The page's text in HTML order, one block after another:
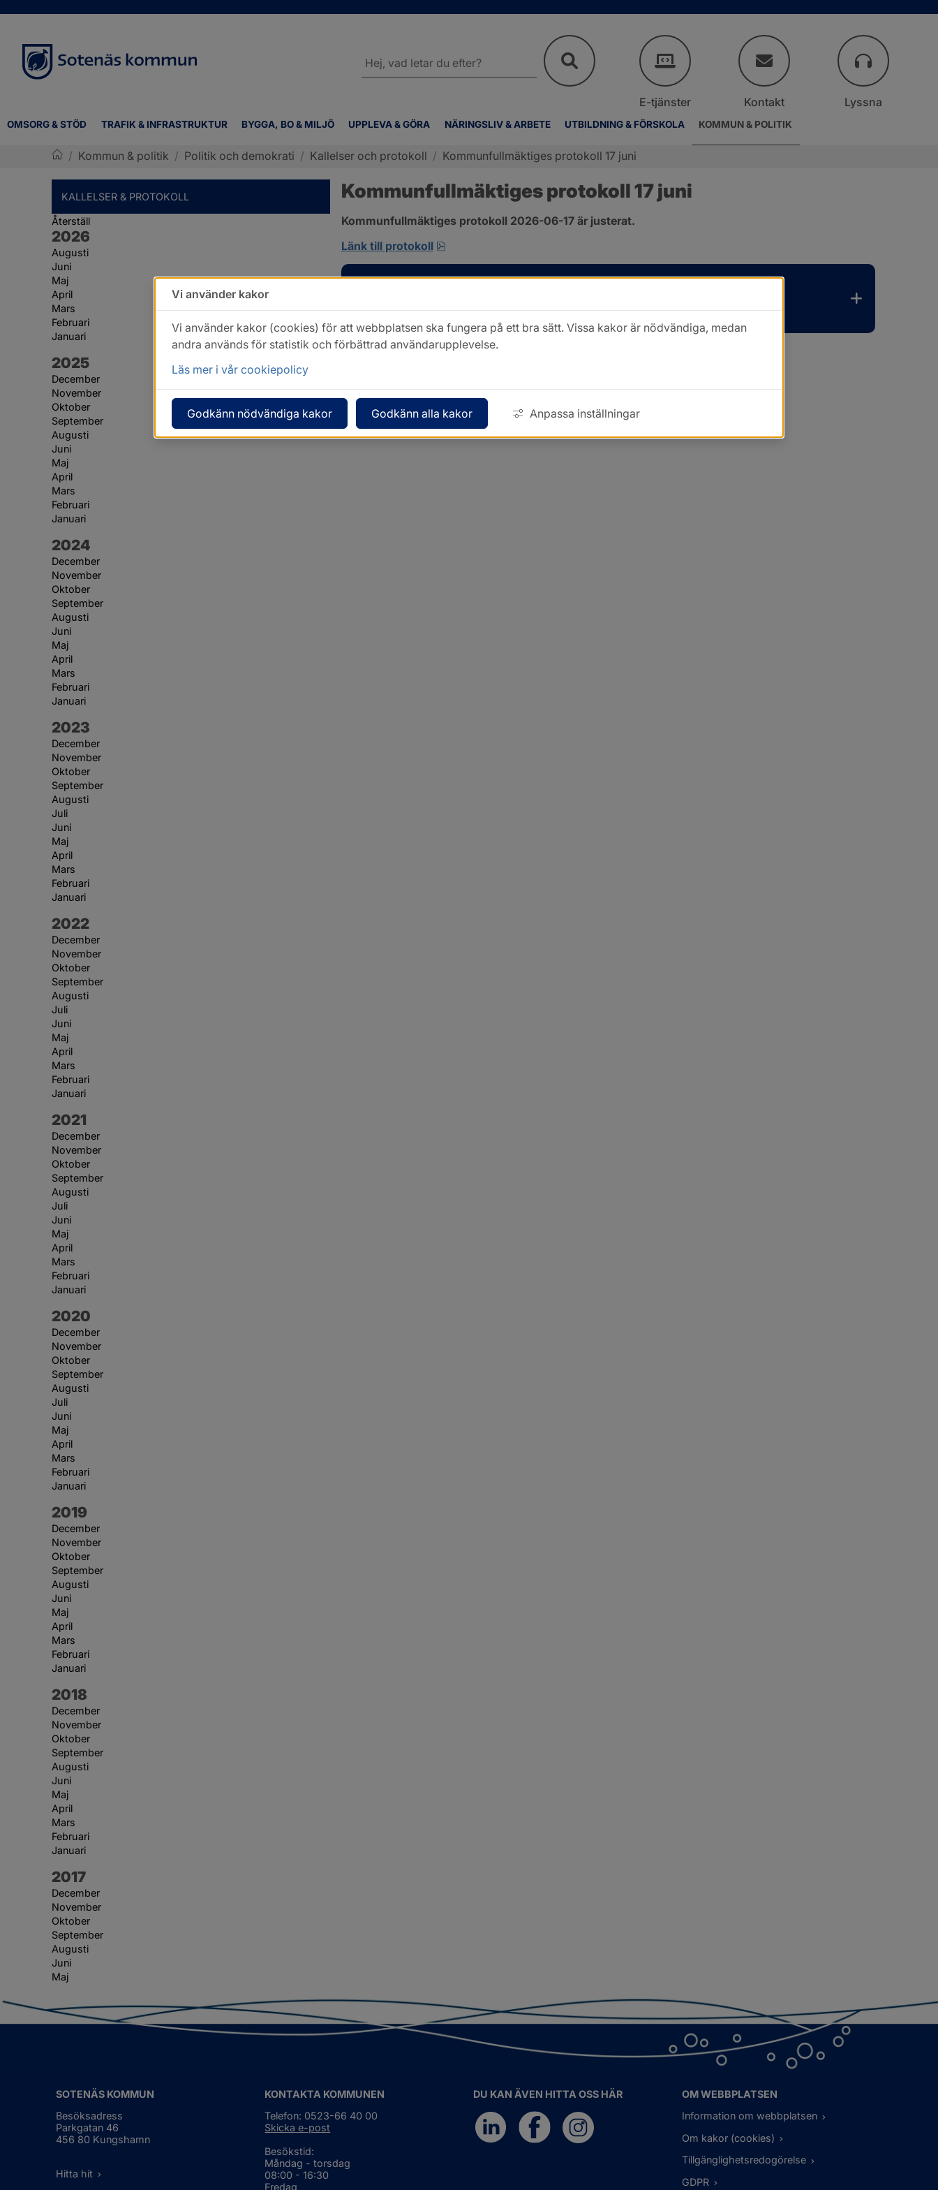
OMSORG & STÖD TRAFIK & INFRASTRUKTUR BYGGA, BO & MILJÖ UPPLEVA & GÖRA NÄRINGSLIV & ARBETE UTBILDNING & FÖRSKOLA KOMMUN & POLITIK
webbplatsen
E-tjänster Kontakt Lyssna
/ Kommun & politik / Politik och demokrati / Kallelser och protokoll / Kommunfullmäktiges protokoll 17 juni
KALLELSER & PROTOKOLL
Återställ
År:
2026
Augusti
Juni
Maj
April
Mars
Februari
Januari
År:
2025
December
November
Oktober
September
Augusti
Juni
Maj
April
Mars
Februari
Januari
År:
2024
December
November
Oktober
September
Augusti
Juni
Maj
April
Mars
Februari
Januari
År:
2023
December
November
Oktober
September
Augusti
Juli
Juni
Maj
April
Mars
Februari
Januari
År:
2022
December
November
Oktober
September
Augusti
Juli
Juni
Maj
April
Mars
Februari
Januari
År:
2021
December
November
Oktober
September
Augusti
Juli
Juni
Maj
April
Mars
Februari
Januari
År:
2020
December
November
Oktober
September
Augusti
Juli
Juni
Maj
April
Mars
Februari
Januari
År:
2019
December
November
Oktober
September
Augusti
Juni
Maj
April
Mars
Februari
Januari
År:
2018
December
November
Oktober
September
Augusti
Juni
Maj
April
Mars
Februari
Januari
År:
2017
December
November
Oktober
September
Augusti
Juni
Maj
Kommunfullmäktiges protokoll 17 juni
Kommunfullmäktiges protokoll 2026-06-17 är justerat.
Länk till protokoll
pdf, 1 MB, öppnas i nytt fönster.
SOTENÄS KOMMUN
Besöksadress
Parkgatan 46
456 80 Kungshamn
Hitta hit
KONTAKTA KOMMUNEN
Telefon: 0523-66 40 00
Skicka e-post
Besökstid:
Måndag - torsdag
08:00 - 16:30
Fredag
DU KAN ÄVEN HITTA OSS HÄR
OM WEBBPLATSEN
Information om webbplatsen
Om kakor (cookies)
Tillgänglighetsredogörelse
GDPR
Vi använder kakor
Vi använder kakor (cookies) för att webbplatsen ska fungera på ett bra sätt. Vissa kakor är nödvändiga, medan
andra används för statistik och förbättrad användarupplevelse.
Läs mer i vår cookiepolicy
Godkänn nödvändiga kakor Godkänn alla kakor Anpassa inställningar